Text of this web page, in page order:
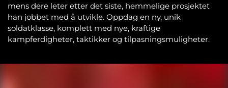
mens dere leter etter det siste, hemmelige prosjektet
han jobbet med å utvikle. Oppdag en ny, unik
soldatklasse, komplett med nye, kraftige
kampferdigheter, taktikker og tilpasningsmuligheter.